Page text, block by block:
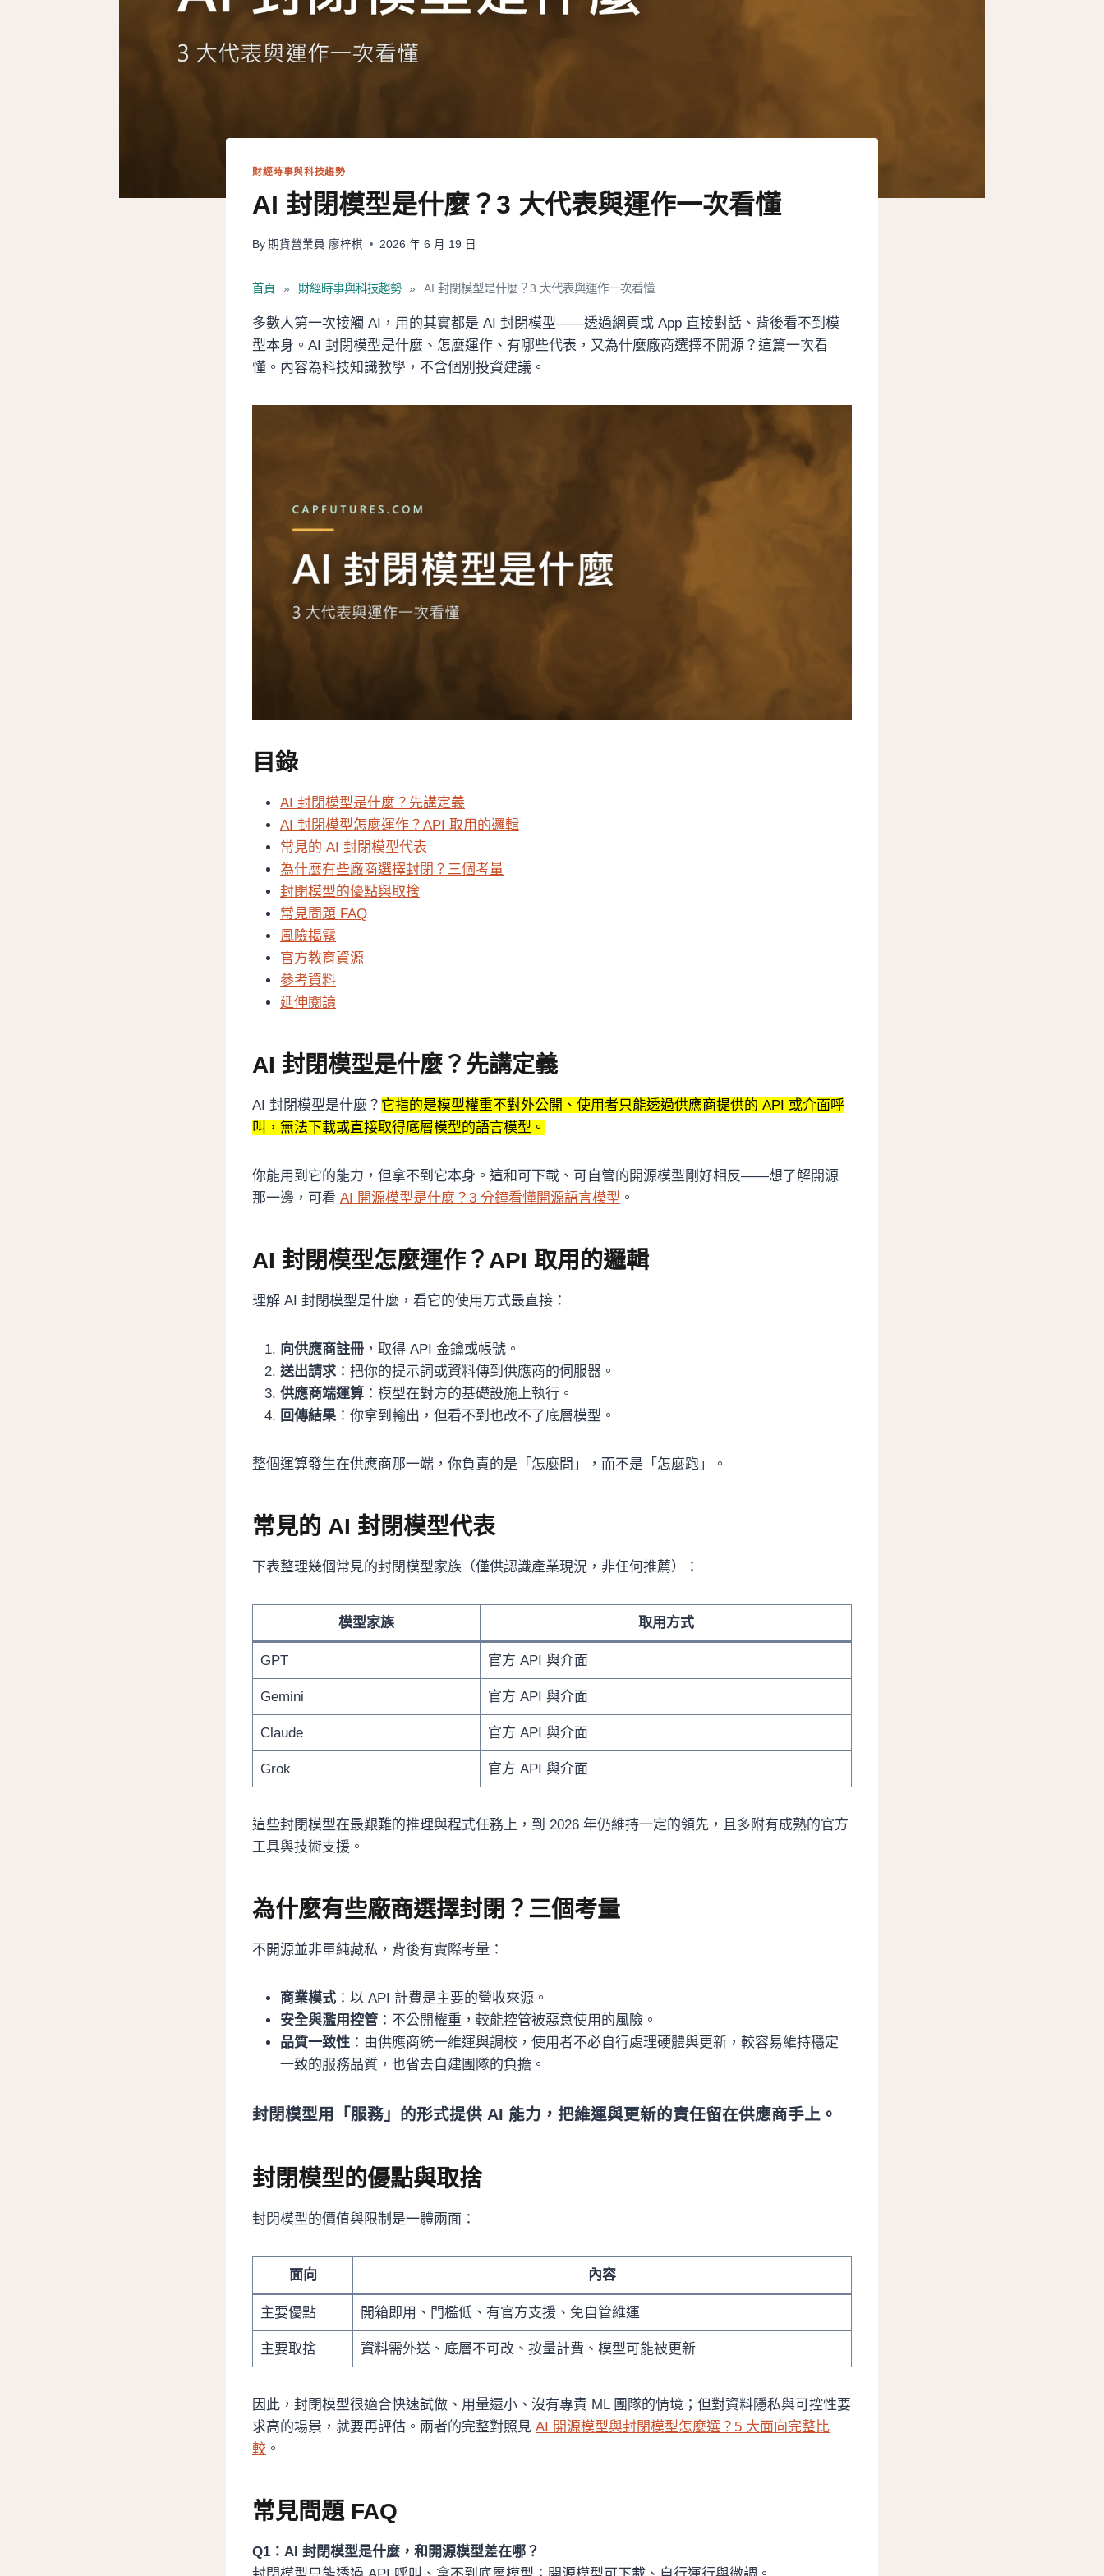
財經時事與科技趨勢
AI 封閉模型是什麼？3 大代表與運作一次看懂
By 期貨營業員 廖梓棋 2026 年 6 月 19 日
首頁 » 財經時事與科技趨勢 » AI 封閉模型是什麼？3 大代表與運作一次看懂
多數人第一次接觸 AI，用的其實都是 AI 封閉模型——透過網頁或 App 直接對話、背後看不到模
型本身。AI 封閉模型是什麼、怎麼運作、有哪些代表，又為什麼廠商選擇不開源？這篇一次看
懂。內容為科技知識教學，不含個別投資建議。
目錄
AI 封閉模型是什麼？先講定義
AI 封閉模型怎麼運作？API 取用的邏輯
常見的 AI 封閉模型代表
為什麼有些廠商選擇封閉？三個考量
封閉模型的優點與取捨
常見問題 FAQ
風險揭露
官方教育資源
參考資料
延伸閱讀
AI 封閉模型是什麼？先講定義
AI 封閉模型是什麼？ 它指的是模型權重不對外公開、使用者只能透過供應商提供的 API 或介面呼
叫，無法下載或直接取得底層模型的語言模型。
你能用到它的能力，但拿不到它本身。這和可下載、可自管的開源模型剛好相反——想了解開源
那一邊，可看 AI 開源模型是什麼？3 分鐘看懂開源語言模型 。
AI 封閉模型怎麼運作？API 取用的邏輯
理解 AI 封閉模型是什麼，看它的使用方式最直接：
向供應商註冊 ，取得 API 金鑰或帳號。
送出請求 ：把你的提示詞或資料傳到供應商的伺服器。
供應商端運算 ：模型在對方的基礎設施上執行。
回傳結果 ：你拿到輸出，但看不到也改不了底層模型。
整個運算發生在供應商那一端，你負責的是「怎麼問」，而不是「怎麼跑」。
常見的 AI 封閉模型代表
下表整理幾個常見的封閉模型家族（僅供認識產業現況，非任何推薦）：
模型家族 取用方式
GPT 官方 API 與介面
Gemini 官方 API 與介面
Claude 官方 API 與介面
Grok 官方 API 與介面
這些封閉模型在最艱難的推理與程式任務上，到 2026 年仍維持一定的領先，且多附有成熟的官方
工具與技術支援。
為什麼有些廠商選擇封閉？三個考量
不開源並非單純藏私，背後有實際考量：
商業模式 ：以 API 計費是主要的營收來源。
安全與濫用控管 ：不公開權重，較能控管被惡意使用的風險。
品質一致性 ：由供應商統一維運與調校，使用者不必自行處理硬體與更新，較容易維持穩定
一致的服務品質，也省去自建團隊的負擔。
封閉模型用「服務」的形式提供 AI 能力，把維運與更新的責任留在供應商手上。
封閉模型的優點與取捨
封閉模型的價值與限制是一體兩面：
面向 內容
主要優點 開箱即用、門檻低、有官方支援、免自管維運
主要取捨 資料需外送、底層不可改、按量計費、模型可能被更新
因此，封閉模型很適合快速試做、用量還小、沒有專責 ML 團隊的情境；但對資料隱私與可控性要
求高的場景，就要再評估。兩者的完整對照見 AI 開源模型與封閉模型怎麼選？5 大面向完整比
較 。
常見問題 FAQ
Q1：AI 封閉模型是什麼，和開源模型差在哪？